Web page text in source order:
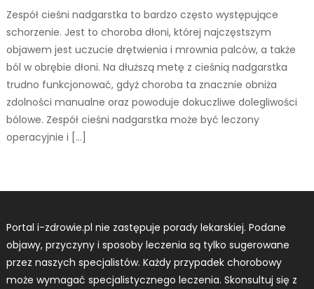
Zespół cieśni nadgarstka to bardzo często występujące
schorzenie. Jest to choroba dłoni, której najczęstszym
objawem jest uczucie drętwienia i mrownia palców, a także
ból w obrębie dłoni. Na dłuższą metę z cieśnią nadgarstka
trudno funkcjonować, gdyż choroba ta znacznie obniża
zdolności manualne oraz powoduje dokuczliwe dolegliwości
bólowe. Zespół cieśni nadgarstka może być leczony
operacyjnie i […]
Portal i-zdrowie.pl nie zastępuje porady lekarskiej. Podane
objawy, przyczyny i sposoby leczenia są tylko sugerowane
przez naszych specjalistów. Każdy przypadek chorobowy
może wymagać specjalistycznego leczenia. Skonsultuj się z